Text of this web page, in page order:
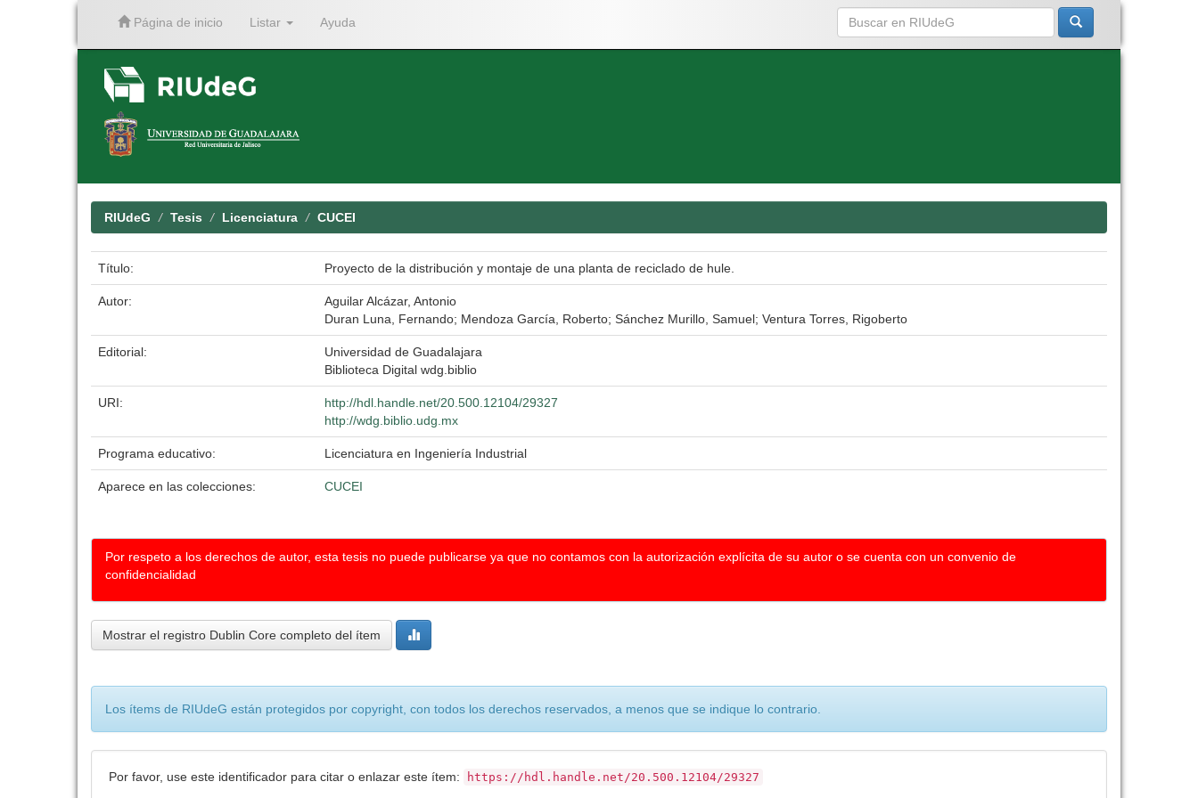
Página de inicio Listar Ayuda
RIUdeG Tesis Licenciatura CUCEI
Título: Proyecto de la distribución y montaje de una planta de reciclado de hule.
Autor:
Aguilar Alcázar, Antonio
Duran Luna, Fernando; Mendoza García, Roberto; Sánchez Murillo, Samuel; Ventura Torres, Rigoberto
Editorial:
Universidad de Guadalajara
Biblioteca Digital wdg.biblio
URI:
http://hdl.handle.net/20.500.12104/29327
http://wdg.biblio.udg.mx
Programa educativo: Licenciatura en Ingeniería Industrial
Aparece en las colecciones: CUCEI
Por respeto a los derechos de autor, esta tesis no puede publicarse ya que no contamos con la autorización explícita de su autor o se cuenta con un convenio de
confidencialidad
Mostrar el registro Dublin Core completo del ítem
Los ítems de RIUdeG están protegidos por copyright, con todos los derechos reservados, a menos que se indique lo contrario.
Por favor, use este identificador para citar o enlazar este ítem: https://hdl.handle.net/20.500.12104/29327